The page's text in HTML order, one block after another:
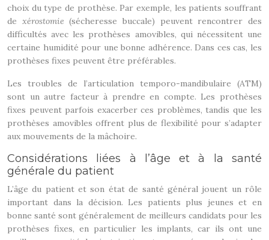
choix du type de prothèse. Par exemple, les patients souffrant
de xérostomie (sécheresse buccale) peuvent rencontrer des
difficultés avec les prothèses amovibles, qui nécessitent une
certaine humidité pour une bonne adhérence. Dans ces cas, les
prothèses fixes peuvent être préférables.
Les troubles de l’articulation temporo-mandibulaire (ATM)
sont un autre facteur à prendre en compte. Les prothèses
fixes peuvent parfois exacerber ces problèmes, tandis que les
prothèses amovibles offrent plus de flexibilité pour s’adapter
aux mouvements de la mâchoire.
Considérations liées à l’âge et à la santé
générale du patient
L’âge du patient et son état de santé général jouent un rôle
important dans la décision. Les patients plus jeunes et en
bonne santé sont généralement de meilleurs candidats pour les
prothèses fixes, en particulier les implants, car ils ont une